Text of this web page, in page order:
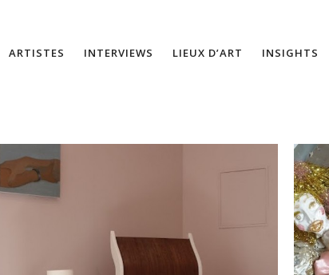
ARTISTES INTERVIEWS LIEUX D’ART INSIGHTS